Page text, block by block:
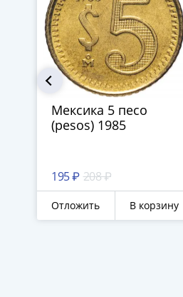
Мексика 5 песо
(pesos) 1985
195 ₽ 208 ₽
Отложить В корзину